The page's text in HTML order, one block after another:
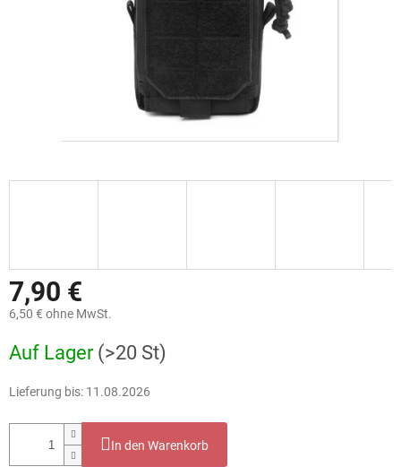
7,90 €
6,50 € ohne MwSt.
Auf Lager (>20 St)
Lieferung bis: 11.08.2026
In den Warenkorb